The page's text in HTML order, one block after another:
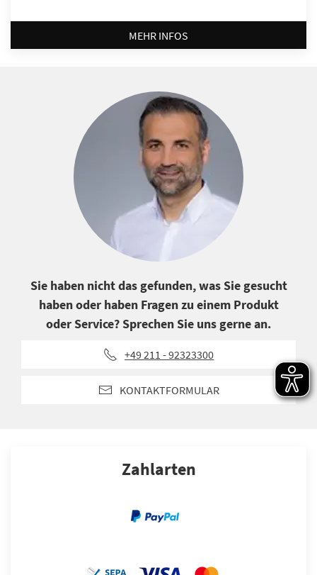
MEHR INFOS
Sie haben nicht das gefunden, was Sie gesucht
haben oder haben Fragen zu einem Produkt
oder Service? Sprechen Sie uns gerne an.
+49 211 - 92323300
KONTAKTFORMULAR
Zahlarten